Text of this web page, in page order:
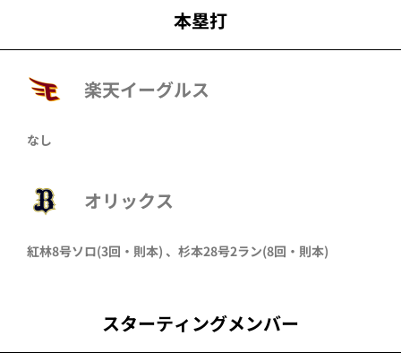
本塁打
楽天イーグルス
なし
オリックス
紅林8号ソロ(3回・ 則本) 、 杉本28号2ラン(8回・ 則本)
スターティングメンバー